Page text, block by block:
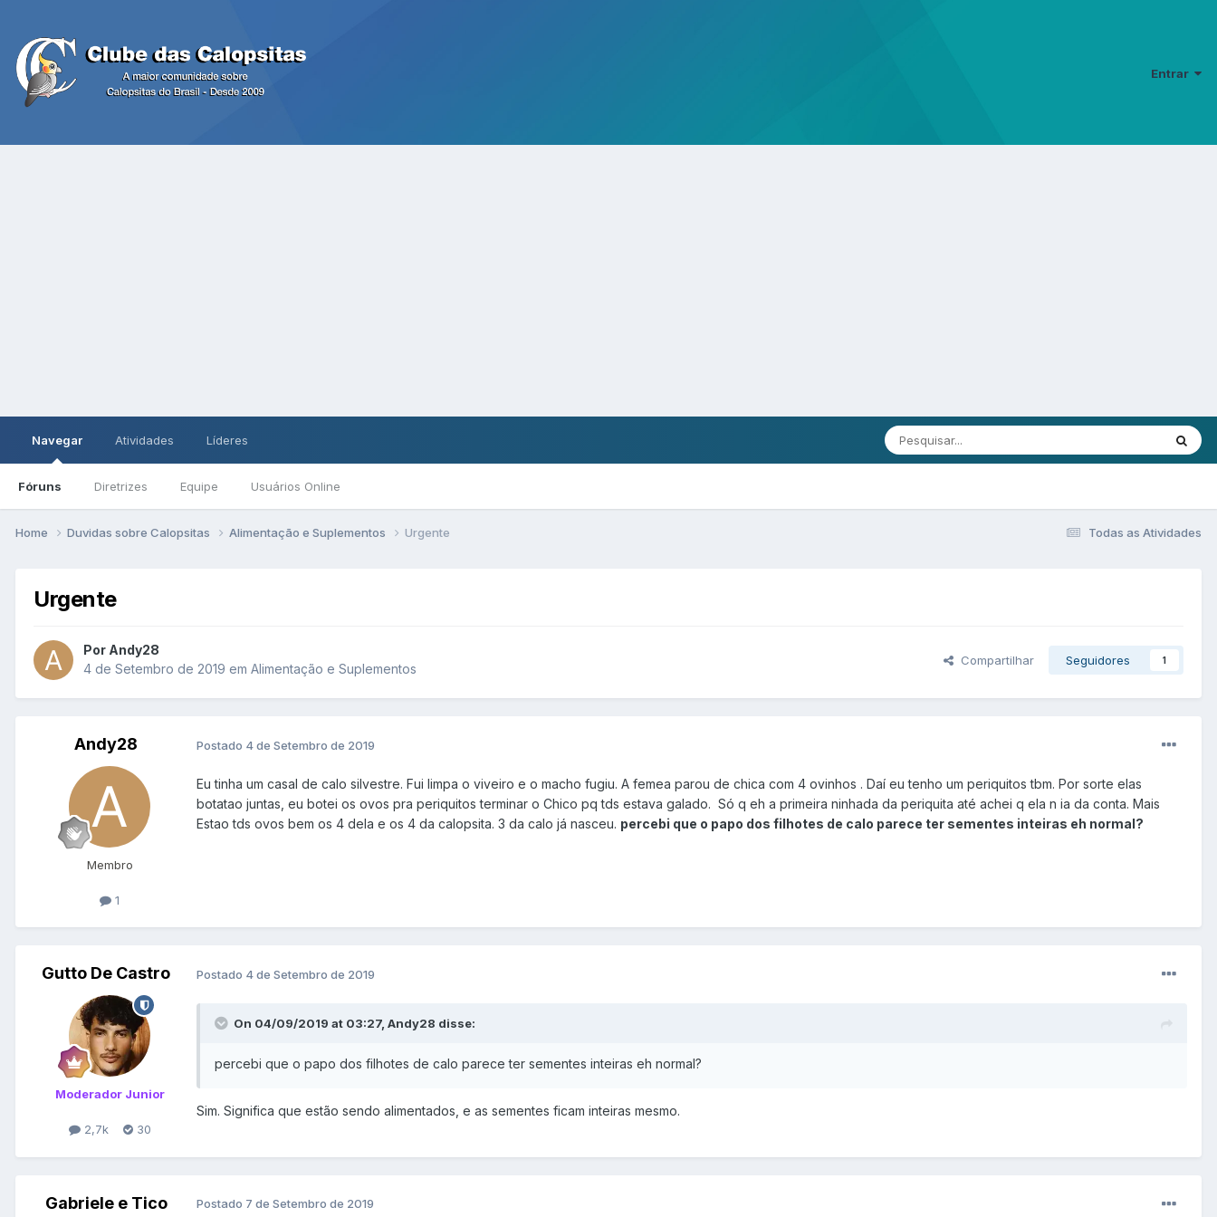
Entrar
Navegar
Fóruns Diretrizes Equipe Usuários Online
Atividades Líderes
Todas as Atividades
Home Duvidas sobre Calopsitas Alimentação e Suplementos Urgente
Urgente
Por Andy28
4 de Setembro de 2019 em Alimentação e Suplementos
Compartilhar Seguidores 1
Andy28
Membro
1
Postado 4 de Setembro de 2019
Eu tinha um casal de calo silvestre. Fui limpa o viveiro e o macho fugiu. A femea parou de chica com 4 ovinhos . Daí eu tenho um periquitos tbm. Por sorte elas
botatao juntas, eu botei os ovos pra periquitos terminar o Chico pq tds estava galado. Só q eh a primeira ninhada da periquita até achei q ela n ia da conta. Mais
Estao tds ovos bem os 4 dela e os 4 da calopsita. 3 da calo já nasceu. percebi que o papo dos filhotes de calo parece ter sementes inteiras eh normal?
Gutto De Castro
Moderador Junior
2,7k 30
Postado 4 de Setembro de 2019
On 04/09/2019 at 03:27, Andy28 disse:
percebi que o papo dos filhotes de calo parece ter sementes inteiras eh normal?
Sim. Significa que estão sendo alimentados, e as sementes ficam inteiras mesmo.
Gabriele e Tico Postado 7 de Setembro de 2019